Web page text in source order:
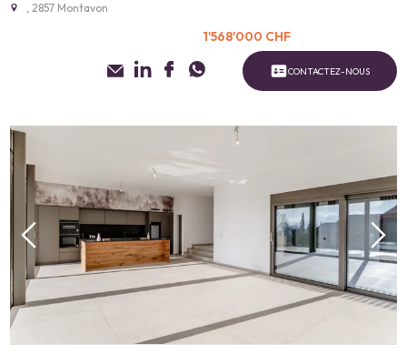
, 2857 Montavon
1'568'000 CHF
CONTACTEZ-NOUS